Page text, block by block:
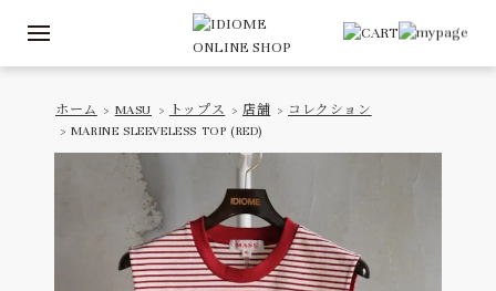
ホーム > MASU > トップス > 店舗 > コレクション
> MARINE SLEEVELESS TOP (RED)